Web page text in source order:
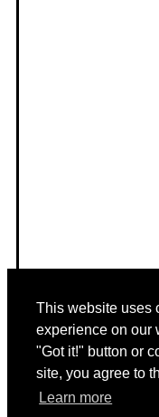
This website uses
experience on our
"Got it!" button or
site, you agree to
Learn more
Disclaimer: Informasi yang
referensi Anda